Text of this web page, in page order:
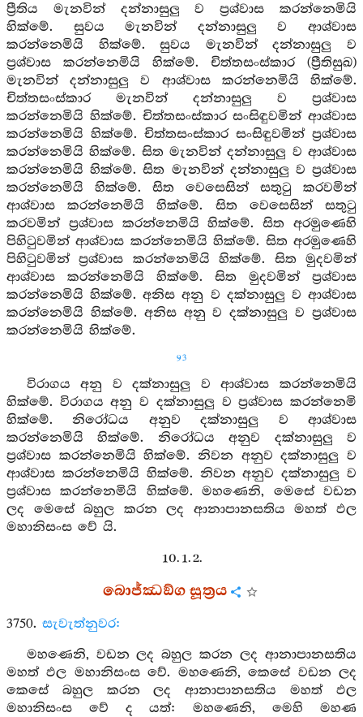
ප්‍රීතිය මැනවින් දන්නාසුලු ව ප්‍රශ්වාස කරන්නෙමියි
හික්මේ. සුවය මැනවින් දන්නාසුලු ව ආශ්වාස
කරන්නෙමියි හික්මේ. සුවය මැනවින් දන්නාසුලු ව
ප්‍රශ්වාස කරන්නෙමියි හික්මේ. චිත්තසංස්කාර (ප්‍රීතිසුඛ)
මැනවින් දන්නාසුලු ව ආශ්වාස කරන්නෙමියි හික්මේ.
චිත්තසංස්කාර මැනවින් දන්නාසුලු ව ප්‍රශ්වාස
කරන්නෙමියි හික්මේ. චිත්තසංස්කාර සංසිඳුවමින් ආශ්වාස
කරන්නෙමියි හික්මේ. චිත්තසංස්කාර සංසිඳුවමින් ප්‍රශ්වාස
කරන්නෙමියි හික්මේ. සිත මැනවින් දන්නාසුලු ව ආශ්වාස
කරන්නෙමියි හික්මේ. සිත මැනවින් දන්නාසුලු ව ප්‍රශ්වාස
කරන්නෙමියි හික්මේ. සිත වෙසෙසින් සතුටු කරවමින්
ආශ්වාස කරන්නෙමියි හික්මේ. සිත වෙසෙසින් සතුටු
කරවමින් ප්‍රශ්වාස කරන්නෙමියි හික්මේ. සිත අරමුණෙහි
පිහිටුවමින් ආශ්වාස කරන්නෙමියි හික්මේ. සිත අරමුණෙහි
පිහිටුවමින් ප්‍රශ්වාස කරන්නෙමියි හික්මේ. සිත මුදවමින්
ආශ්වාස කරන්නෙමියි හික්මේ. සිත මුදවමින් ප්‍රශ්වාස
කරන්නෙමියි හික්මේ. අනිස අනු ව දක්නාසුලු ව ආශ්වාස
කරන්නෙමියි හික්මේ. අනිස අනු ව දක්නාසුලු ව ප්‍රශ්වාස
කරන්නෙමියි හික්මේ.
93
විරාගය අනු ව දක්නාසුලු ව ආශ්වාස කරන්නෙමියි
හික්මේ. විරාගය අනු ව දක්නාසුලු ව ප්‍රශ්වාස කරන්නෙමි
හික්මේ. නිරෝධය අනුව දක්නාසුලු ව ආශ්වාස
කරන්නෙමියි හික්මේ. නිරෝධය අනුව දක්නාසුලු ව
ප්‍රශ්වාස කරන්නෙමියි හික්මේ. නිවන අනුව දක්නාසුලු ව
ආශ්වාස කරන්නෙමියි හික්මේ. නිවන අනුව දක්නාසුලු ව
ප්‍රශ්වාස කරන්නෙමියි හික්මේ. මහණෙනි, මෙසේ වඩන
ලද මෙසේ බහුල කරන ලද ආනාපානසතිය මහත් ඵල
මහානිසංස වේ යි.
10. 1. 2.
බොජ්ඣඞ්ග සූත්‍රය
3750. සැවැත්නුවර:
මහණෙනි, වඩන ලද බහුල කරන ලද ආනාපානසතිය
මහත් ඵල මහානිසංස වේ. මහණෙනි, කෙසේ වඩන ලද
කෙසේ බහුල කරන ලද ආනාපානසතිය මහත් ඵල
මහානිසංස වේ ද යත්: මහණෙනි, මෙහි මහණ